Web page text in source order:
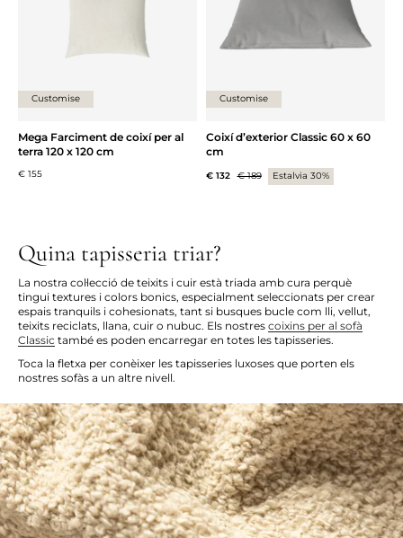
Customise
Mega Farciment de coixí per al
terra 120 x 120 cm
€ 155
Customise
Coixí d’exterior Classic 60 x 60
cm
€ 132 € 189 Estalvia 30%
Quina tapisseria triar?
La nostra col·lecció de teixits i cuir està triada amb cura perquè
tingui textures i colors bonics, especialment seleccionats per crear
espais tranquils i cohesionats, tant si busques bucle com lli, vellut,
teixits reciclats, llana, cuir o nubuc. Els nostres coixins per al sofà
Classic també es poden encarregar en totes les tapisseries.
Toca la fletxa per conèixer les tapisseries luxoses que porten els
nostres sofàs a un altre nivell.